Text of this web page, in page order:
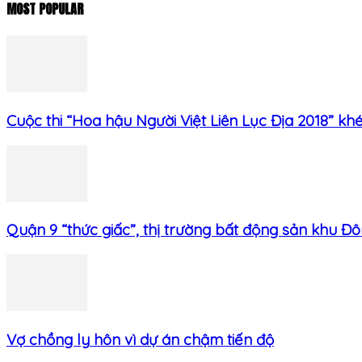
MOST POPULAR
Cuộc thi “Hoa hậu Người Việt Liên Lục Địa 2018”
Quận 9 “thức giấc”, thị trường bất động sản khu
Vợ chồng ly hôn vì dự án chậm tiến độ